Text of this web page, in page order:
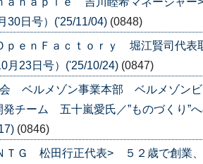
30日号）('25/11/04) (0848)
ｐｅｎＦａｃｔｏｒｙ 堀江賢司代
月23日号）('25/10/24) (0847)
会 ベルメゾン事業本部 ベルメゾン
発チーム 五十嵐愛氏／”ものづくり”
(0846)
ＴＧ 松田行正代表> ５２歳で創業